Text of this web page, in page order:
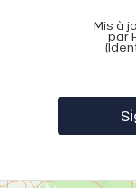
Mis à
par